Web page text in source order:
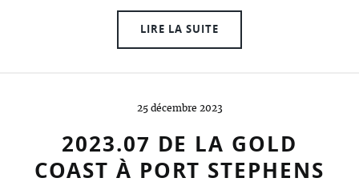
LIRE LA SUITE
25 décembre 2023
2023.07 DE LA GOLD
COAST À PORT STEPHENS